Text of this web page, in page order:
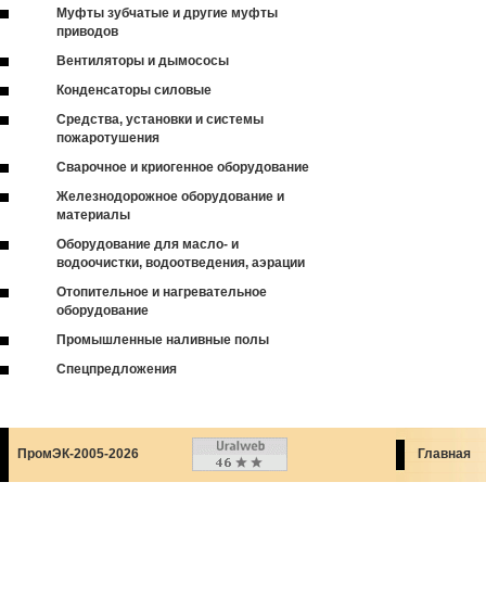
Муфты зубчатые и другие муфты
приводов
Вентиляторы и дымососы
Конденсаторы силовые
Средства, установки и системы
пожаротушения
Сварочное и криогенное оборудование
Железнодорожное оборудование и
материалы
Оборудование для масло- и
водоочистки, водоотведения, аэрации
Отопительное и нагревательное
оборудование
Промышленные наливные полы
Спецпредложения
ПромЭК-2005-2026 Главная